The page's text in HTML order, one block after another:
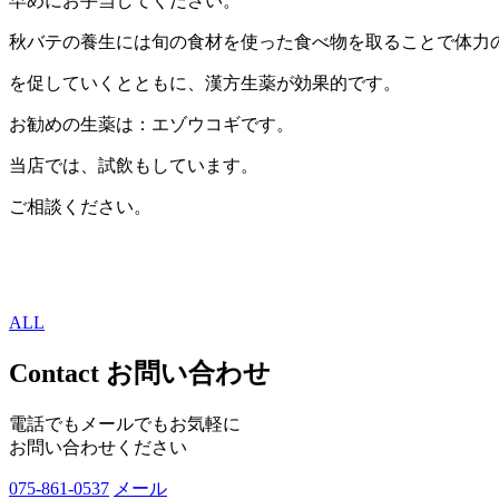
秋バテの養生には旬の食材を使った食べ物を取ることで体力
を促していくとともに、漢方生薬が効果的です。
お勧めの生薬は：エゾウコギです。
当店では、試飲もしています。
ご相談ください。
ALL
Contact お問い合わせ
電話でもメールでもお気軽に
お問い合わせください
075-861-0537 メール